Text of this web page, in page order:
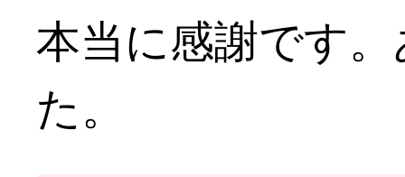
本当に感謝です
た。